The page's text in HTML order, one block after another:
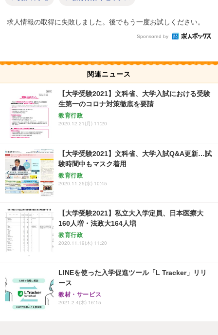
求人情報の取得に失敗しました。後でもう一度お試しください。
Sponsored by
関連ニュース
【大学受験2021】文科省、大学入試における受験
生第一のコロナ対策徹底を要請
教育行政
2020.12.21(月) 11:20
【大学受験2021】文科省、大学入試Q&A更新…試
験時間中もマスク着用
教育行政
2020.11.25(水) 10:45
【大学受験2021】私立大入学定員、日本医療大
160人増・法政大164人増
教育行政
2020.11.19(木) 11:20
LINEを使った入学促進ツール「L Tracker」リリ
ース
教材・サービス
2021.2.4(木) 16:15